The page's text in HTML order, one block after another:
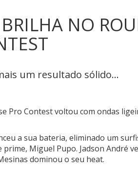
NO
um resultado sólido...
Pro Contest voltou com ondas
a sua bateria, eliminado um
Miguel Pupo. Jadson André
dominou o seu heat.